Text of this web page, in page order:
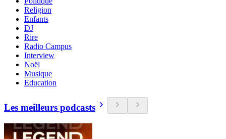
Religion
Enfants
DJ
Rire
Radio Campus
Interview
Noël
Musique
Education
Les meilleurs podcasts